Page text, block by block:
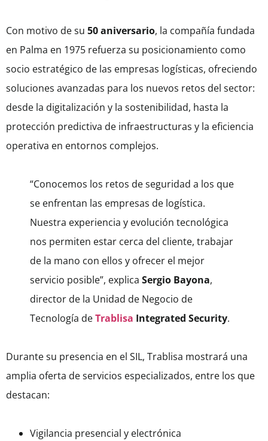
Con motivo de su 50 aniversario, la compañía fundada
en Palma en 1975 refuerza su posicionamiento como
socio estratégico de las empresas logísticas, ofreciendo
soluciones avanzadas para los nuevos retos del sector:
desde la digitalización y la sostenibilidad, hasta la
protección predictiva de infraestructuras y la eficiencia
operativa en entornos complejos.
“Conocemos los retos de seguridad a los que
se enfrentan las empresas de logística.
Nuestra experiencia y evolución tecnológica
nos permiten estar cerca del cliente, trabajar
de la mano con ellos y ofrecer el mejor
servicio posible”, explica Sergio Bayona,
director de la Unidad de Negocio de
Tecnología deTrablisa Integrated Security.
Durante su presencia en el SIL, Trablisa mostrará una
amplia oferta de servicios especializados, entre los que
destacan:
Vigilancia presencial y electrónica